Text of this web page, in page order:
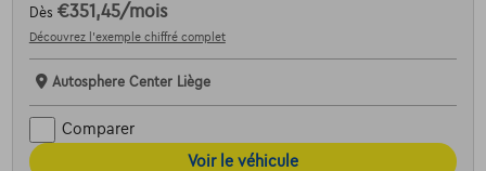
Dès €351,45/mois
Découvrez l’exemple chiffré complet
Autosphere Center Liège
Comparer
Voir le véhicule